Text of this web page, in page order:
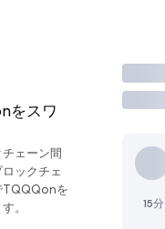
をスワ
ェーン間
ックチェ
TQQQonを
。
取引
15分